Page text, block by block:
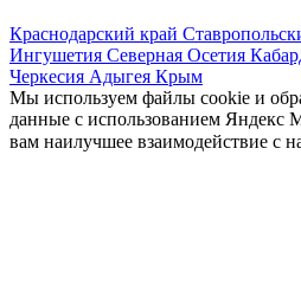
Краснодарский край
Ингушетия Северная Осетия
Черкесия Адыгея Крым
Мы используем файлы cookie и
данные с использованием Яндекс
вам наилучшее взаимодействие с